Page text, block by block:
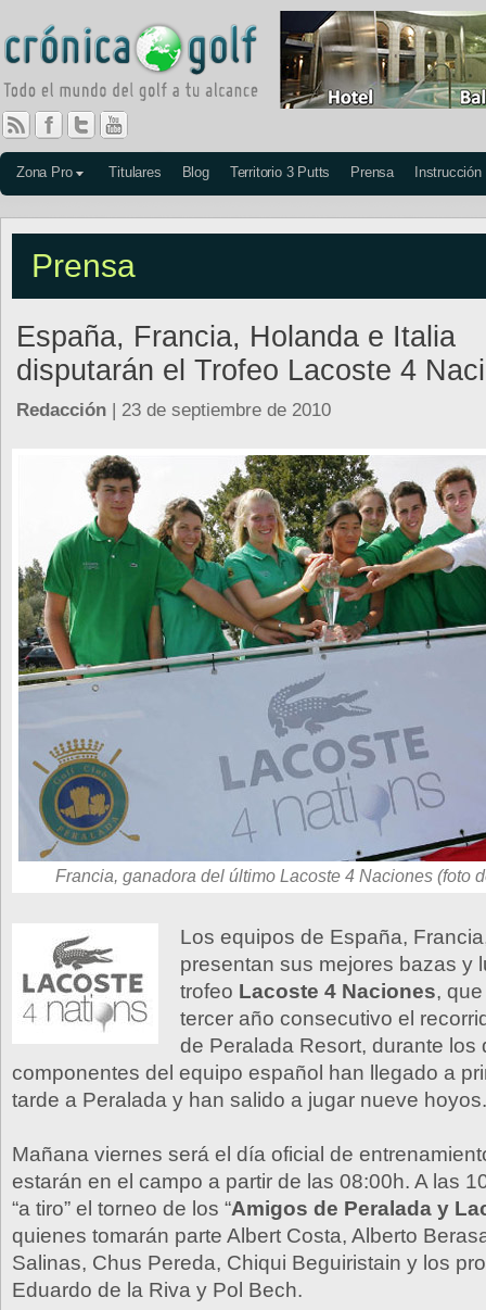
Zona Pro Titulares Blog Territorio 3 Putts Prensa Instrucción
Prensa
España, Francia, Holanda e Italia
disputarán el Trofeo Lacoste 4
Redacción | 23 de septiembre de 2010
Francia, ganadora del último Lacoste 4 Naciones (foto
Los equipos de España,
presentan sus mejores bazas y
trofeo Lacoste 4 Naciones,
tercer año consecutivo el
de Peralada Resort, durante los
componentes del equipo español han llegado a
tarde a Peralada y han salido a jugar nueve hoyos.
Mañana viernes será el día oficial de
estarán en el campo a partir de las 08:00h. A las
“a tiro” el torneo de los “Amigos de Peralada y
quienes tomarán parte Albert Costa, Alberto
Salinas, Chus Pereda, Chiqui Beguiristain y los
Eduardo de la Riva y Pol Bech.